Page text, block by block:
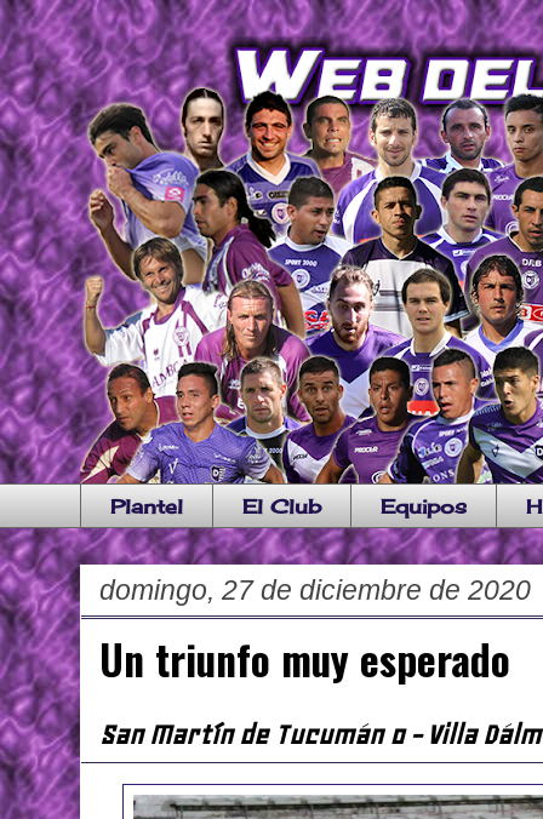
Plantel El Club Equipos
domingo, 27 de diciembre de 2020
Un triunfo muy esperado
San Martín de Tucumán 0 - Villa